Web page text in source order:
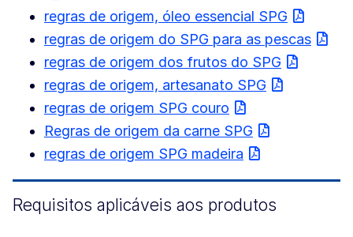
regras de origem, óleo essencial SPG
regras de origem do SPG para as pescas
regras de origem dos frutos do SPG
regras de origem, artesanato SPG
regras de origem SPG couro
Regras de origem da carne SPG
regras de origem SPG madeira
Requisitos aplicáveis aos produtos